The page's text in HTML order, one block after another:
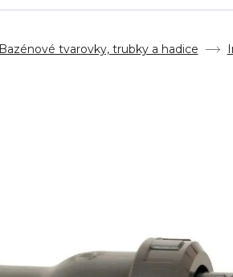
Bazénové tvarovky, trubky a hadice